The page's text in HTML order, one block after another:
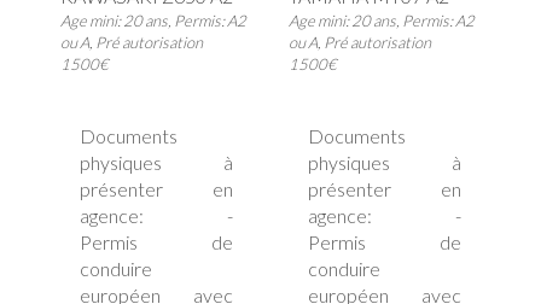
Age mini: 20 ans, Permis: A2
ou A, Pré autorisation
1500€
Documents
physiques à
présenter en
agence: -
Permis de
conduire
européen avec
Age mini: 20 ans, Permis: A2
ou A, Pré autorisation
1500€
Documents
physiques à
présenter en
agence: -
Permis de
conduire
européen avec